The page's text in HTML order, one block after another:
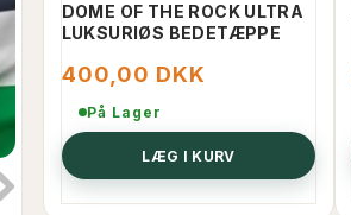
DOME OF THE ROCK ULTRA
LUKSURIØS BEDETÆPPE
400,00 DKK
På Lager
LÆG I KURV